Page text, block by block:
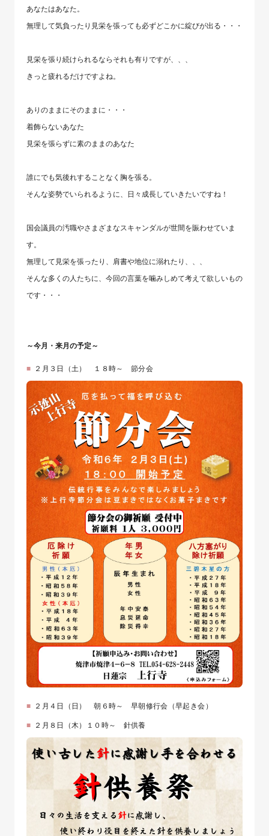
あなたはあなた。
無理して気負ったり見栄を張っても必ずどこかに綻びが出る・・・
見栄を張り続けられるならそれも有りですが、、、
きっと疲れるだけですよね。
ありのままにそのままに・・・
着飾らないあなた
見栄を張らずに素のままのあなた
誰にでも気後れすることなく胸を張る。
そんな姿勢でいられるように、日々成長していきたいですね！
国会議員の汚職やさまざまなスキャンダルが世間を賑わせていま
す。
無理して見栄を張ったり、肩書や地位に溺れたり、、、
そんな多くの人たちに、今回の言葉を噛みしめて考えて欲しいもの
です・・・
～今月・来月の予定～
２月３日（土） １８時～ 節分会
２月４日（日） 朝６時～ 早朝修行会（早起き会）
２月８日（木）１０時～ 針供養